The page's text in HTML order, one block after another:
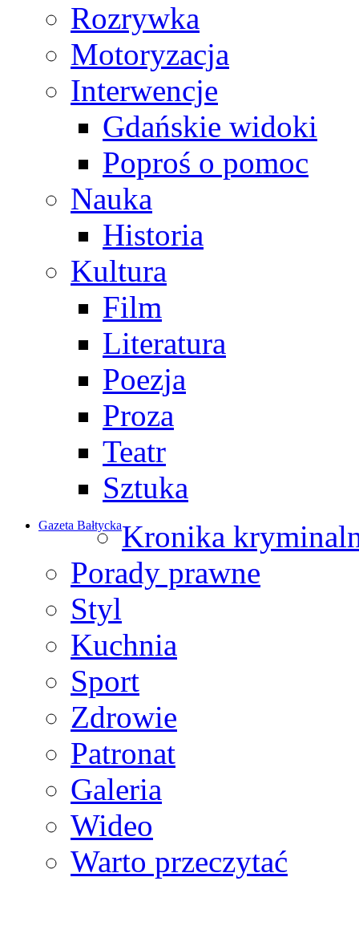
Rozrywka
Motoryzacja
Interwencje
Gdańskie widoki
Poproś o pomoc
Nauka
Historia
Kultura
Film
Literatura
Poezja
Proza
Teatr
Sztuka
Gazeta BałtyckaKronika
Porady prawne
Styl
Kuchnia
Sport
Zdrowie
Patronat
Galeria
Wideo
Warto przeczytać